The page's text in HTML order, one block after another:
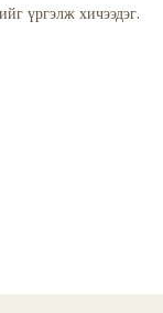
үргэлж хичээдэг.